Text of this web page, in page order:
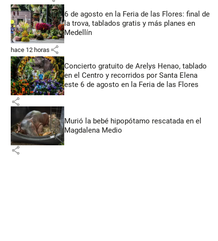
6 de agosto en la Feria de las Flores: final de
la trova, tablados gratis y más planes en
Medellín
hace 12 horas share
Concierto gratuito de Arelys Henao, tablado
en el Centro y recorridos por Santa Elena
este 6 de agosto en la Feria de las Flores
share
Murió la bebé hipopótamo rescatada en el
Magdalena Medio
share